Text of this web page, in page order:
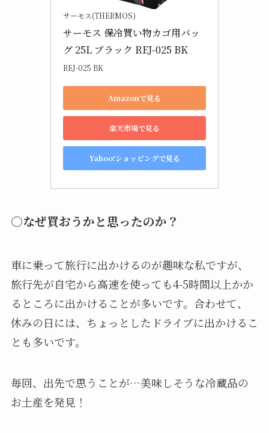
Amazonで見る
楽天市場で見る
サーモス(THERMOS)
サーモス 保冷買い物カゴ用バッ
グ 25L ブラック REJ-025 BK
REJ-025 BK